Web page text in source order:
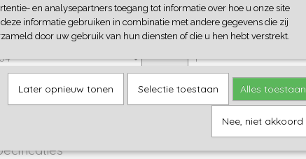
voorraad
Way Monday Aantal
IN WINKELWAGEN
en analysepartners toegang tot informatie over hoe u onze site
informatie gebruiken in combinatie met andere gegevens die zij
door uw gebruik van hun diensten of die u hen hebt verstrekt.
Later opnieuw tonen Selectie toestaan Alles toestaan
Nee, niet akkoord